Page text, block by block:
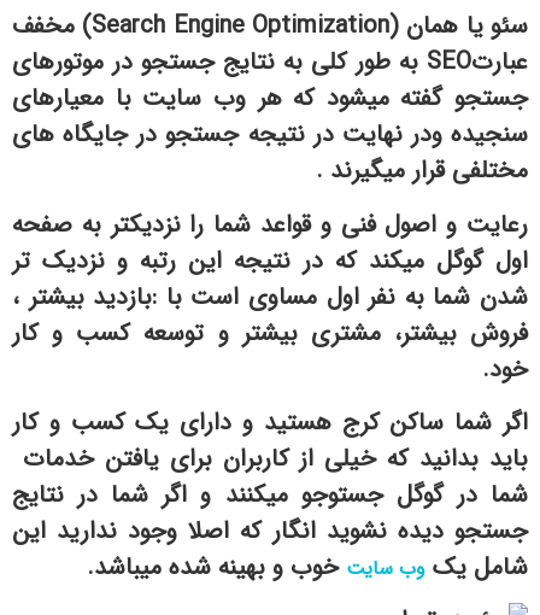
سئو یا همان (Search Engine Optimization) مخفف
عبارتSEO به طور کلی به نتایج جستجو در موتورهای
جستجو گفته میشود که هر وب سایت با معیارهای
سنجیده ودر نهایت در نتیجه جستجو در جایگاه های
مختلفی قرار میگیرند .
رعایت و اصول فنی و قواعد شما را نزدیکتر به صفحه
اول گوگل میکند که در نتیجه این رتبه و نزدیک تر
شدن شما به نفر اول مساوی است با :بازدید بیشتر ،
فروش بیشتر، مشتری بیشتر و توسعه کسب و کار
خود.
اگر شما ساکن کرج هستید و دارای یک کسب و کار
باید بدانید که خیلی از کاربران برای یافتن خدمات
شما در گوگل جستوجو میکنند و اگر شما در نتایج
جستجو دیده نشوید انگار که اصلا وجود ندارید این
شامل یک وب سایت خوب و بهینه شده میباشد.